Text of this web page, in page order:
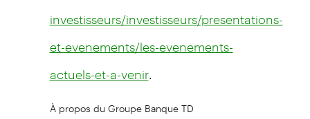
investisseurs/investisseurs/presentations-
et-evenements/les-evenements-
actuels-et-a-venir.
À propos du Groupe Banque TD